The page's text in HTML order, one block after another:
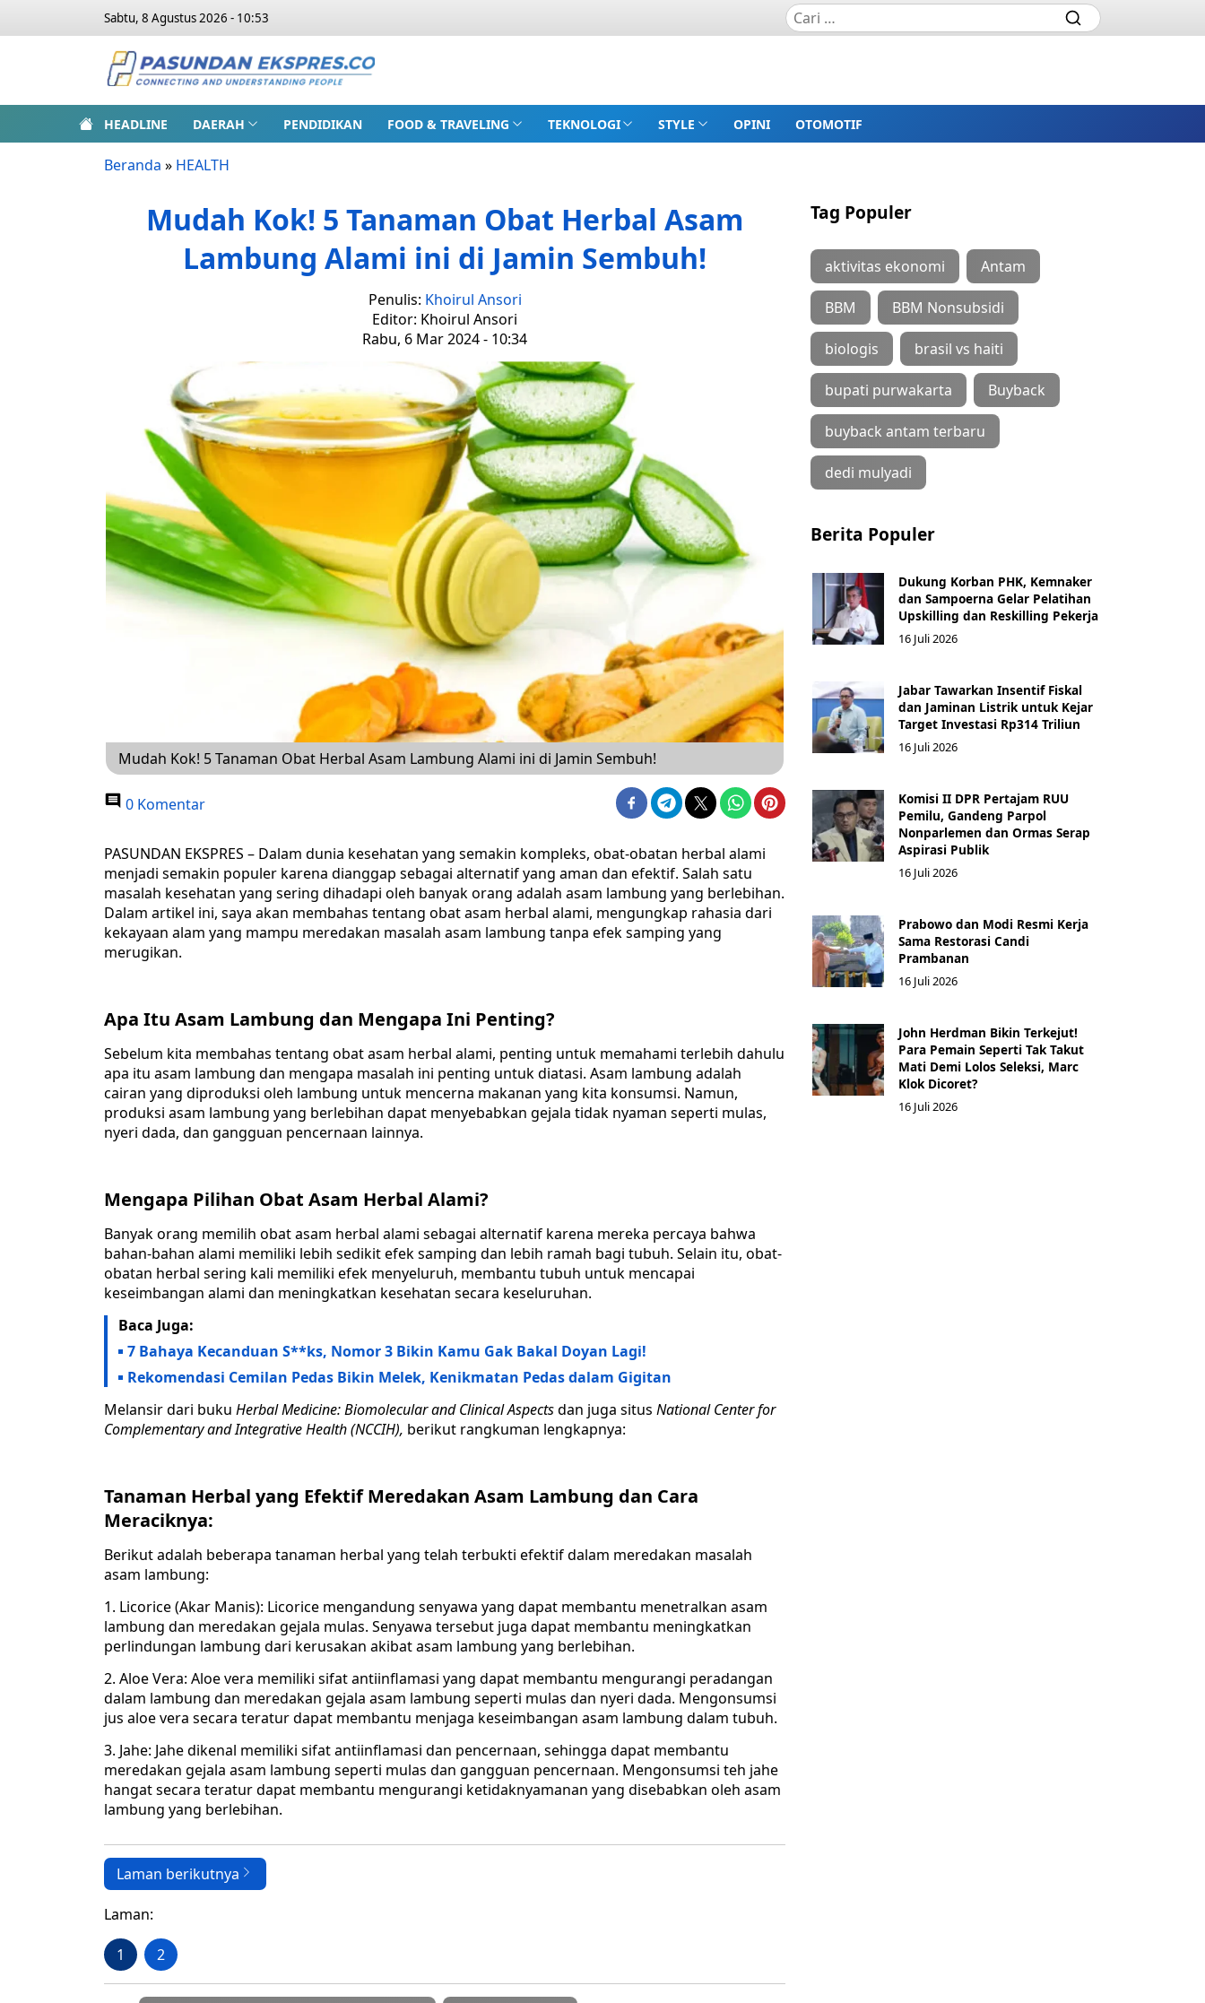
Sabtu, 8 Agustus 2026 - 10:53
HEADLINE DAERAH PENDIDIKAN FOOD & TRAVELING TEKNOLOGI STYLE OPINI OTOMOTIF
Beranda » HEALTH
Mudah Kok! 5 Tanaman Obat Herbal Asam
Lambung Alami ini di Jamin Sembuh!
Penulis: Khoirul Ansori
Editor: Khoirul Ansori
Rabu, 6 Mar 2024 - 10:34
Mudah Kok! 5 Tanaman Obat Herbal Asam Lambung Alami ini di Jamin Sembuh!
0 Komentar
PASUNDAN EKSPRES – Dalam dunia kesehatan yang semakin kompleks, obat-obatan herbal alami
menjadi semakin populer karena dianggap sebagai alternatif yang aman dan efektif. Salah satu
masalah kesehatan yang sering dihadapi oleh banyak orang adalah asam lambung yang berlebihan.
Dalam artikel ini, saya akan membahas tentang obat asam herbal alami, mengungkap rahasia dari
kekayaan alam yang mampu meredakan masalah asam lambung tanpa efek samping yang
merugikan.
Apa Itu Asam Lambung dan Mengapa Ini Penting?
Sebelum kita membahas tentang obat asam herbal alami, penting untuk memahami terlebih dahulu
apa itu asam lambung dan mengapa masalah ini penting untuk diatasi. Asam lambung adalah
cairan yang diproduksi oleh lambung untuk mencerna makanan yang kita konsumsi. Namun,
produksi asam lambung yang berlebihan dapat menyebabkan gejala tidak nyaman seperti mulas,
nyeri dada, dan gangguan pencernaan lainnya.
Mengapa Pilihan Obat Asam Herbal Alami?
Banyak orang memilih obat asam herbal alami sebagai alternatif karena mereka percaya bahwa
bahan-bahan alami memiliki lebih sedikit efek samping dan lebih ramah bagi tubuh. Selain itu, obat-
obatan herbal sering kali memiliki efek menyeluruh, membantu tubuh untuk mencapai
keseimbangan alami dan meningkatkan kesehatan secara keseluruhan.
Baca Juga:
7 Bahaya Kecanduan S**ks, Nomor 3 Bikin Kamu Gak Bakal Doyan Lagi!
Rekomendasi Cemilan Pedas Bikin Melek, Kenikmatan Pedas dalam Gigitan
Melansir dari buku Herbal Medicine: Biomolecular and Clinical Aspectsdan juga situs National Center for
Complementary and Integrative Health (NCCIH), berikut rangkuman lengkapnya:
Tanaman Herbal yang Efektif Meredakan Asam Lambung dan Cara
Meraciknya:
Berikut adalah beberapa tanaman herbal yang telah terbukti efektif dalam meredakan masalah
asam lambung:
1. Licorice (Akar Manis): Licorice mengandung senyawa yang dapat membantu menetralkan asam
lambung dan meredakan gejala mulas. Senyawa tersebut juga dapat membantu meningkatkan
perlindungan lambung dari kerusakan akibat asam lambung yang berlebihan.
2. Aloe Vera: Aloe vera memiliki sifat antiinflamasi yang dapat membantu mengurangi peradangan
dalam lambung dan meredakan gejala asam lambung seperti mulas dan nyeri dada. Mengonsumsi
jus aloe vera secara teratur dapat membantu menjaga keseimbangan asam lambung dalam tubuh.
3. Jahe: Jahe dikenal memiliki sifat antiinflamasi dan pencernaan, sehingga dapat membantu
meredakan gejala asam lambung seperti mulas dan gangguan pencernaan. Mengonsumsi teh jahe
hangat secara teratur dapat membantu mengurangi ketidaknyamanan yang disebabkan oleh asam
lambung yang berlebihan.
Laman berikutnya
Laman:
1 2
Tag Populer
aktivitas ekonomi Antam
BBM BBM Nonsubsidi
biologis brasil vs haiti
bupati purwakarta Buyback
buyback antam terbaru
dedi mulyadi
Berita Populer
Dukung Korban PHK, Kemnaker
dan Sampoerna Gelar Pelatihan
Upskilling dan Reskilling Pekerja
16 Juli 2026
Jabar Tawarkan Insentif Fiskal
dan Jaminan Listrik untuk Kejar
Target Investasi Rp314 Triliun
16 Juli 2026
Komisi II DPR Pertajam RUU
Pemilu, Gandeng Parpol
Nonparlemen dan Ormas Serap
Aspirasi Publik
16 Juli 2026
Prabowo dan Modi Resmi Kerja
Sama Restorasi Candi
Prambanan
16 Juli 2026
John Herdman Bikin Terkejut!
Para Pemain Seperti Tak Takut
Mati Demi Lolos Seleksi, Marc
Klok Dicoret?
16 Juli 2026